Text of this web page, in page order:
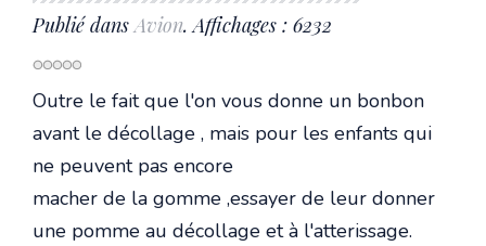
Publié dansAvion. Affichages : 6232
Outre le fait que l'on vous donne un bonbon
avant le décollage , mais pour les enfants qui
ne peuvent pas encore
macher de la gomme ,essayer de leur donner
une pomme au décollage et à l'atterissage.